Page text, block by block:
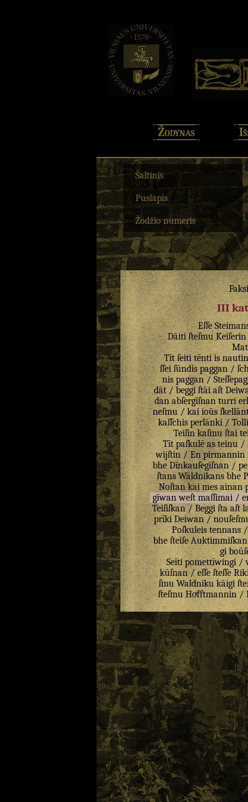
Žodynas
Šaltinis
Puslapis
Žodžio numeris
III
Eſſe
Dāiti ſteſmu Keiſerin
Tīt ſeiti tēnti is nautin
ſſei ſūndis paggan/
nis paggan/
dāt/beggi ſtāi aſt
dan abſergīſnan turri
neſmu/kai ioūs
kaſſchis perlānki/
Teiſin kaſmu ſtai
Tīt paſkulē as teinu/
wijſtin/En pirmannin
bhe Dīnkauſegīſnan/
ſtans Wāldnikans bhe
Noſtan kai mes ainan
gīwan weſt maſſimai /
Teiſiſkan/Beggi ſta aſt
prīki Deiwan/
Poſkuleis tennans
bhe ſteiſe Auktimmiſkan
gi
Seīti pomettīwingi/
kūſnan/eſſe ſteſſe
ſmu Waldniku kāigi
ſteſmu Hoͤfftmannin/